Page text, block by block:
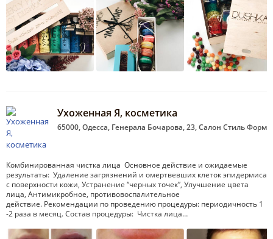
Ухоженная Я, косметика
65000, Одесса, Генерала Бочарова, 23, Салон Стиль Форм
Комбинированная чистка лица Основное действие и ожидаемые
результаты: Удаление загрязнений и омертвевших клеток эпидермиса
с поверхности кожи, Устранение “черных точек”, Улучшение цвета
лица, Антимикробное, противовоспалительное
действие. Рекомендации по проведению процедуры: периодичность 1
-2 раза в месяц. Состав процедуры: Чистка лица…